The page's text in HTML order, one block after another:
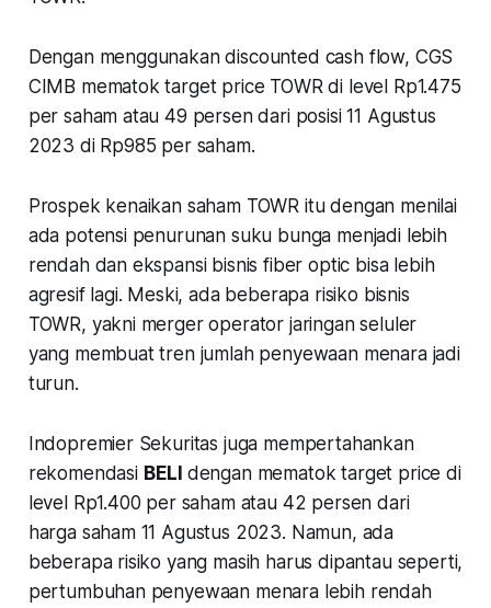
Dengan menggunakan discounted cash flow, CGS
CIMB mematok target price TOWR di level Rp1.475
per saham atau 49 persen dari posisi 11 Agustus
2023 di Rp985 per saham.
Prospek kenaikan saham TOWR itu dengan menilai
ada potensi penurunan suku bunga menjadi lebih
rendah dan ekspansi bisnis fiber optic bisa lebih
agresif lagi. Meski, ada beberapa risiko bisnis
TOWR, yakni merger operator jaringan seluler
yang membuat tren jumlah penyewaan menara jadi
turun.
Indopremier Sekuritas juga mempertahankan
rekomendasi BELI dengan mematok target price di
level Rp1.400 per saham atau 42 persen dari
harga saham 11 Agustus 2023. Namun, ada
beberapa risiko yang masih harus dipantau seperti,
pertumbuhan penyewaan menara lebih rendah